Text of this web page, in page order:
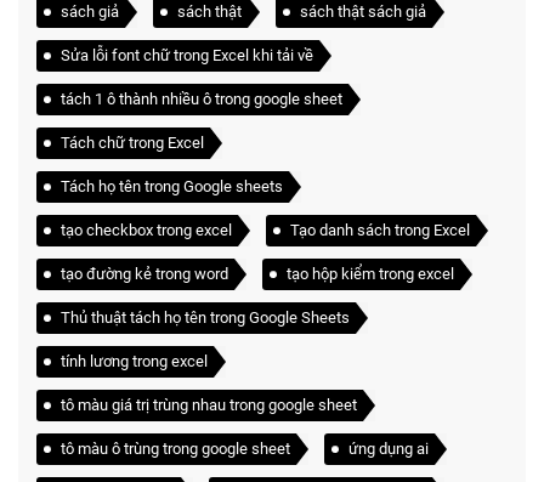
sách giả sách thật sách thật sách giả
Sửa lỗi font chữ trong Excel khi tải về
tách 1 ô thành nhiều ô trong google sheet
Tách chữ trong Excel
Tách họ tên trong Google sheets
tạo checkbox trong excel Tạo danh sách trong Excel
tạo đường kẻ trong word tạo hộp kiểm trong excel
Thủ thuật tách họ tên trong Google Sheets
tính lương trong excel
tô màu giá trị trùng nhau trong google sheet
tô màu ô trùng trong google sheet ứng dụng ai